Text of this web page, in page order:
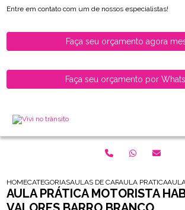
Entre em contato com um de nossos especialistas!
Faça seu orçamento agora
Faça seu orçamento por
HOMECATEGORIASAULAS DE CARRO PARAAULA PRATICA DE
AULA PRÁTICA MOTORISTA